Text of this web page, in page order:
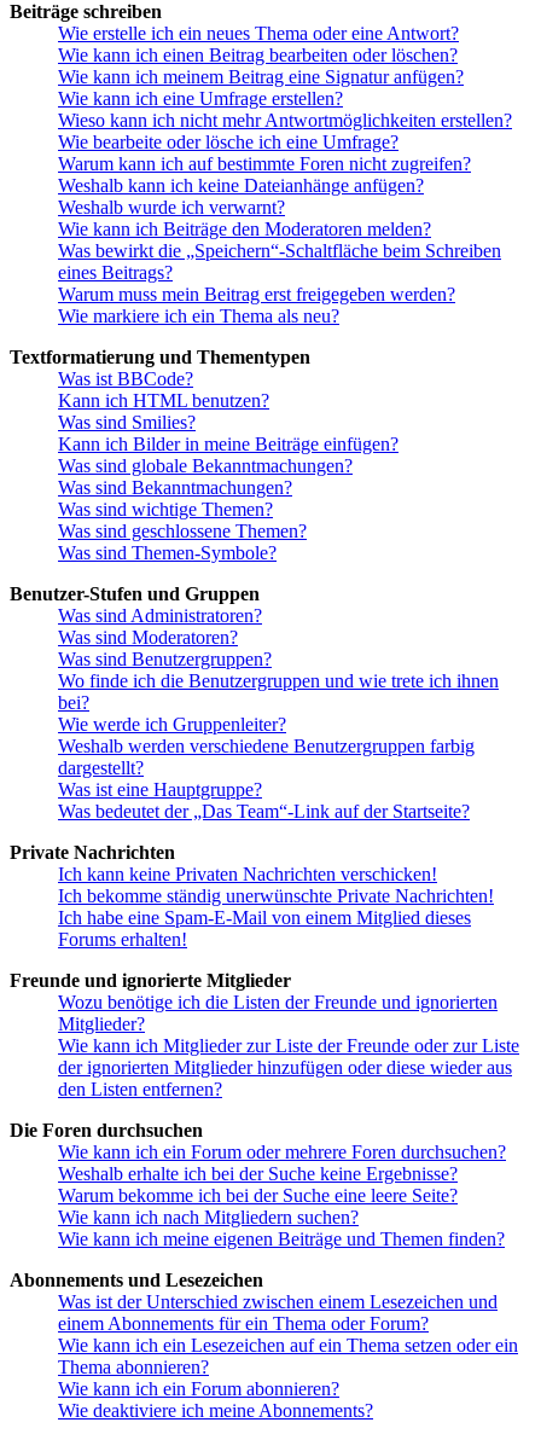
Beiträge schreiben
Wie erstelle ich ein neues Thema oder eine Antwort?
Wie kann ich einen Beitrag bearbeiten oder löschen?
Wie kann ich meinem Beitrag eine Signatur anfügen?
Wie kann ich eine Umfrage erstellen?
Wieso kann ich nicht mehr Antwortmöglichkeiten erstellen?
Wie bearbeite oder lösche ich eine Umfrage?
Warum kann ich auf bestimmte Foren nicht zugreifen?
Weshalb kann ich keine Dateianhänge anfügen?
Weshalb wurde ich verwarnt?
Wie kann ich Beiträge den Moderatoren melden?
Was bewirkt die „Speichern“-Schaltfläche beim Schreiben
eines Beitrags?
Warum muss mein Beitrag erst freigegeben werden?
Wie markiere ich ein Thema als neu?
Textformatierung und Thementypen
Was ist BBCode?
Kann ich HTML benutzen?
Was sind Smilies?
Kann ich Bilder in meine Beiträge einfügen?
Was sind globale Bekanntmachungen?
Was sind Bekanntmachungen?
Was sind wichtige Themen?
Was sind geschlossene Themen?
Was sind Themen-Symbole?
Benutzer-Stufen und Gruppen
Was sind Administratoren?
Was sind Moderatoren?
Was sind Benutzergruppen?
Wo finde ich die Benutzergruppen und wie trete ich ihnen
bei?
Wie werde ich Gruppenleiter?
Weshalb werden verschiedene Benutzergruppen farbig
dargestellt?
Was ist eine Hauptgruppe?
Was bedeutet der „Das Team“-Link auf der Startseite?
Private Nachrichten
Ich kann keine Privaten Nachrichten verschicken!
Ich bekomme ständig unerwünschte Private Nachrichten!
Ich habe eine Spam-E-Mail von einem Mitglied dieses
Forums erhalten!
Freunde und ignorierte Mitglieder
Wozu benötige ich die Listen der Freunde und ignorierten
Mitglieder?
Wie kann ich Mitglieder zur Liste der Freunde oder zur Liste
der ignorierten Mitglieder hinzufügen oder diese wieder aus
den Listen entfernen?
Die Foren durchsuchen
Wie kann ich ein Forum oder mehrere Foren durchsuchen?
Weshalb erhalte ich bei der Suche keine Ergebnisse?
Warum bekomme ich bei der Suche eine leere Seite?
Wie kann ich nach Mitgliedern suchen?
Wie kann ich meine eigenen Beiträge und Themen finden?
Abonnements und Lesezeichen
Was ist der Unterschied zwischen einem Lesezeichen und
einem Abonnements für ein Thema oder Forum?
Wie kann ich ein Lesezeichen auf ein Thema setzen oder ein
Thema abonnieren?
Wie kann ich ein Forum abonnieren?
Wie deaktiviere ich meine Abonnements?